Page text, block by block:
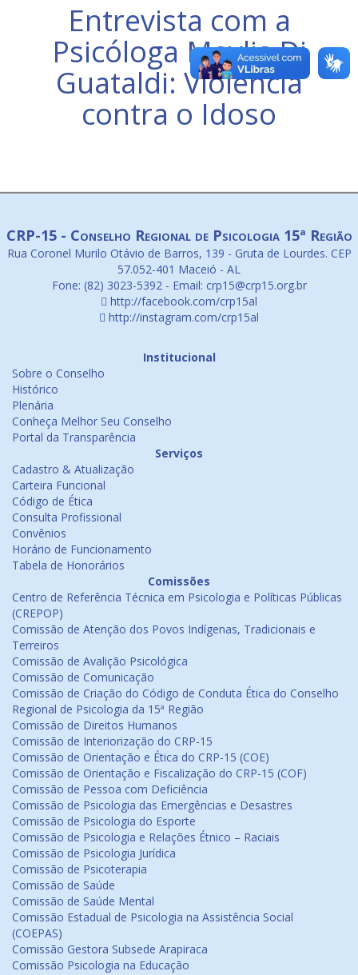
Entrevista com a
Psicóloga Maylis Di
Guataldi: Violência
contra o Idoso
CRP-15 - Conselho Regional de Psicologia 15ª Região
Rua Coronel Murilo Otávio de Barros, 139 - Gruta de Lourdes. CEP
57.052-401 Maceió - AL
Fone: (82) 3023-5392 - Email: crp15@crp15.org.br
http://facebook.com/crp15al
http://instagram.com/crp15al
Institucional
Sobre o Conselho
Histórico
Plenária
Conheça Melhor Seu Conselho
Portal da Transparência
Serviços
Cadastro & Atualização
Carteira Funcional
Código de Ética
Consulta Profissional
Convênios
Horário de Funcionamento
Tabela de Honorários
Comissões
Centro de Referência Técnica em Psicologia e Políticas Públicas
(CREPOP)
Comissão de Atenção dos Povos Indígenas, Tradicionais e
Terreiros
Comissão de Avalição Psicológica
Comissão de Comunicação
Comissão de Criação do Código de Conduta Ética do Conselho
Regional de Psicologia da 15ª Região
Comissão de Direitos Humanos
Comissão de Interiorização do CRP-15
Comissão de Orientação e Ética do CRP-15 (COE)
Comissão de Orientação e Fiscalização do CRP-15 (COF)
Comissão de Pessoa com Deficiência
Comissão de Psicologia das Emergências e Desastres
Comissão de Psicologia do Esporte
Comissão de Psicologia e Relações Étnico – Raciais
Comissão de Psicologia Jurídica
Comissão de Psicoterapia
Comissão de Saúde
Comissão de Saúde Mental
Comissão Estadual de Psicologia na Assistência Social
(COEPAS)
Comissão Gestora Subsede Arapiraca
Comissão Psicologia na Educação